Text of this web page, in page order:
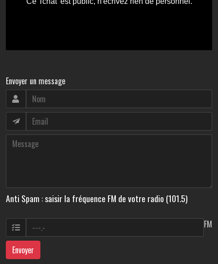
Envoyer un message
Anti Spam : saisir la fréquence FM de votre radio (101.5)
FM
Envoyer